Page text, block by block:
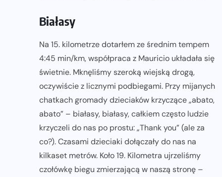
Białasy
Na 15. kilometrze dotarłem ze średnim tempem
4:45 min/km, współpraca z Mauricio układała się
świetnie. Mknęliśmy szeroką wiejską drogą,
oczywiście z licznymi podbiegami. Przy mijanych
chatkach gromady dzieciaków krzyczące „abato,
abato” – białasy, białasy, całkiem często ludzie
krzyczeli do nas po prostu: „Thank you” (ale za
co?). Czasami dzieciaki dołączały do nas na
kilkaset metrów. Koło 19. Kilometra ujrzeliśmy
czołówkę biegu zmierzającą w naszą stronę –